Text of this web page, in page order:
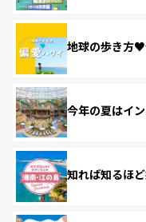
地球の歩き方
今年の夏はイ
知れば知るほ